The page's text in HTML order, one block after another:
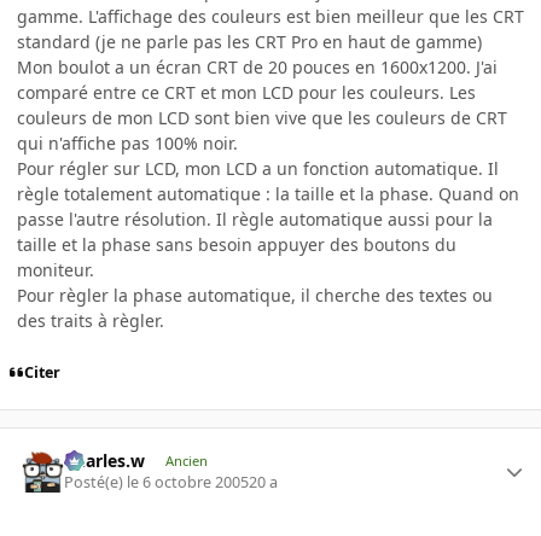
gamme. L'affichage des couleurs est bien meilleur que les CRT
standard (je ne parle pas les CRT Pro en haut de gamme)
Mon boulot a un écran CRT de 20 pouces en 1600x1200. J'ai
comparé entre ce CRT et mon LCD pour les couleurs. Les
couleurs de mon LCD sont bien vive que les couleurs de CRT
qui n'affiche pas 100% noir.
Pour régler sur LCD, mon LCD a un fonction automatique. Il
règle totalement automatique : la taille et la phase. Quand on
passe l'autre résolution. Il règle automatique aussi pour la
taille et la phase sans besoin appuyer des boutons du
moniteur.
Pour règler la phase automatique, il cherche des textes ou
des traits à règler.
Citer
Charles.w Ancien
Posté(e) le 6 octobre 200520 a